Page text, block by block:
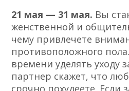
21 мая — 31 мая. Вы
женственной и
чему привлечете
противоположного
времени уделять уходу
партнер скажет, что
срочно похудеете. Если